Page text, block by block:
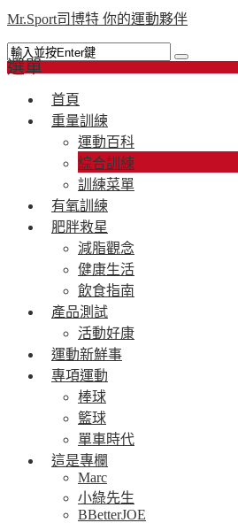
Mr.Sport司博特 你的運動夥伴
選單
首頁
重量訓練
運動百科
綜合訓練
訓練菜單
有氧訓練
肥胖救星
減脂觀念
健康生活
飲食指南
產品測試
活動好康
運動新鮮事
專項運動
棒球
籃球
單車時代
這是專欄
Marc
小綠先生
BBetterJOE